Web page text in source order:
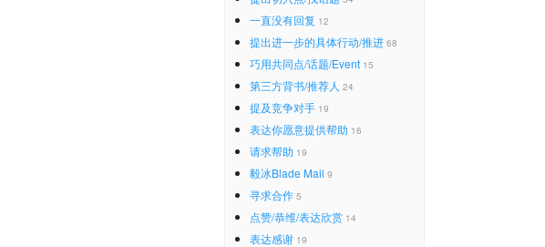
一直没有回复 12
提出进一步的具体行动/推进 68
巧用共同点/话题/Event 15
第三方背书/推荐人 24
提及竞争对手 19
表达你愿意提供帮助 16
请求帮助 19
毅冰Blade Mail 9
寻求合作 5
点赞/恭维/表达欣赏 14
表达感谢 19